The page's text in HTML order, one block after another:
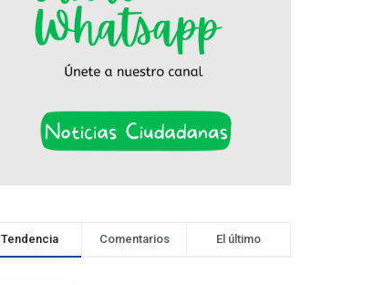
Tendencia Comentarios El último